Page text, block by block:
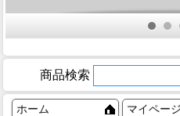
カラー液晶 ブ
商品検索
ホーム マイページ